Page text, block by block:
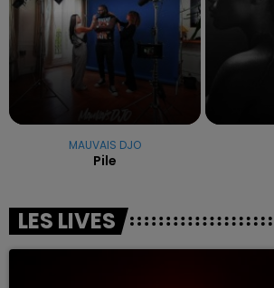
MAUVAIS DJO
Pile
LES LIVES